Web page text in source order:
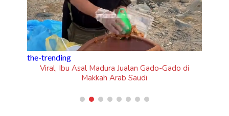
updates
Tampil Nyentrik di The Sounds Project, Naykilla
Curi Perhatian